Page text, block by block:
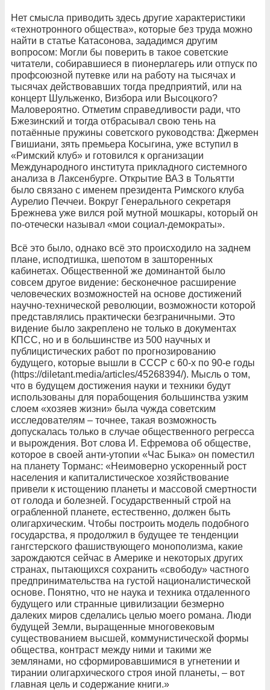
Нет смысла приводить здесь другие характеристики
«технотронного общества», которые без труда можно
найти в статье Катасонова, зададимся другим
вопросом: Могли бы поверить в такое советские
читатели, собиравшиеся в пионерлагерь или отпуск по
профсоюзной путевке или на работу на тысячах и
тысячах действовавших тогда предприятий, или на
концерт Шульженко, Визбора или Высоцкого?
Маловероятно. Отметим справедливости ради, что
Бжезинский и тогда отбрасывал свою тень на
потаённые пружины советского руководства: Джермен
Гвишиани, зять премьера Косыгина, уже вступил в
«Римский клуб» и готовился к организации
Международного института прикладного системного
анализа в Лаксенбурге. Открытие ВАЗ в Тольятти
было связано с именем президента Римского клуба
Аурелио Печчеи. Вокруг Генерального секретаря
Брежнева уже вился рой мутной мошкары, который он
по-отечески называл «мои социал-демократы».
Всё это было, однако всё это происходило на заднем
плане, исподтишка, шепотом в зашторенных
кабинетах. Общественной же доминантой было
совсем другое видение: бесконечное расширение
человеческих возможностей на основе достижений
научно-технической революции, возможности которой
представлялись практически безграничными. Это
видение было закреплено не только в документах
КПСС, но и в большинстве из 500 научных и
публицистических работ по прогнозированию
будущего, которые вышли в СССР с 60-х по 90-е годы
(https://diletant.media/articles/45268394/). Мысль о том,
что в будущем достижения науки и техники будут
использованы для порабощения большинства узким
слоем «хозяев жизни» была чужда советским
исследователям – точнее, такая возможность
допускалась только в случае общественного регресса
и вырождения. Вот слова И. Ефремова об обществе,
которое в своей анти-утопии «Час Быка» он поместил
на планету Торманс: «Неимоверно ускоренный рост
населения и капиталистическое хозяйствование
привели к истощению планеты и массовой смертности
от голода и болезней. Государственный строй на
ограбленной планете, естественно, должен быть
олигархическим. Чтобы построить модель подобного
государства, я продолжил в будущее те тенденции
гангстерского фашиствующего монополизма, какие
зарождаются сейчас в Америке и некоторых других
странах, пытающихся сохранить «свободу» частного
предпринимательства на густой националистической
основе. Понятно, что не наука и техника отдаленного
будущего или странные цивилизации безмерно
далеких миров сделались целью моего романа. Люди
будущей Земли, выращенные многовековым
существованием высшей, коммунистической формы
общества, контраст между ними и такими же
землянами, но сформировавшимися в угнетении и
тирании олигархического строя иной планеты, – вот
главная цель и содержание книги.»